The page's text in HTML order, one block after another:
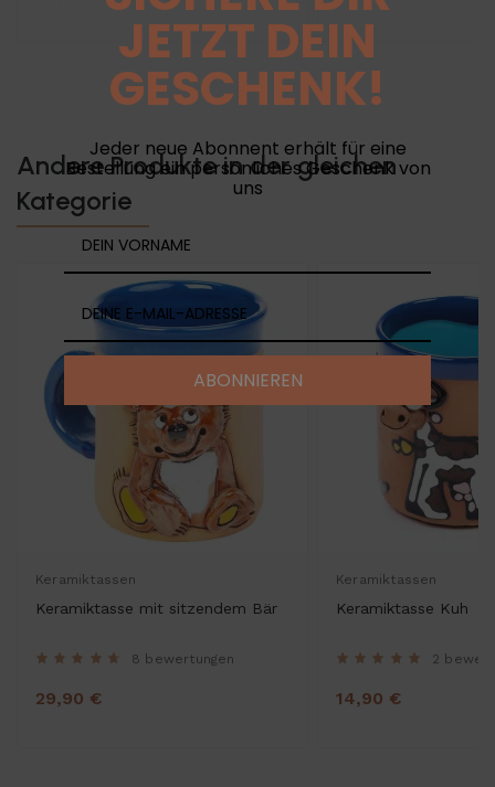
Andere Produkte in der gleichen
Kategorie
Keramiktassen
Keramiktasse mit sitzendem Bär
8 bewertungen
29,90 €
Keramiktassen
Keramiktasse Kuh
2
14,90 €
JETZT DEIN
GESCHENK!
Jeder neue Abonnent erhält für eine
Bestellung ein persönliches Geschenk von
uns
ABONNIEREN